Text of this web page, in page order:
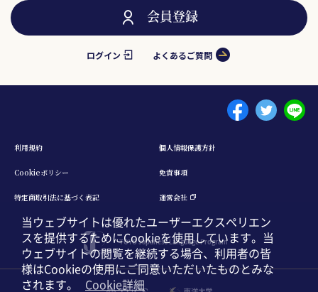
会員登録
ログイン よくあるご質問
TOYO Japanese Language Program
Menu footer 1
利⽤規約 個⼈情報保護⽅針
Cookieポリシー 免責事項
特定商取引法に基づく表記 運営会社
当ウェブサイトは優れたユーザーエクスペリエン
スを提供するためにCookieを使用しています。当
ウェブサイトの閲覧を継続する場合、利用者の皆
様はCookieの使用にご同意いただいたものとみな
されます。
Cookie詳細